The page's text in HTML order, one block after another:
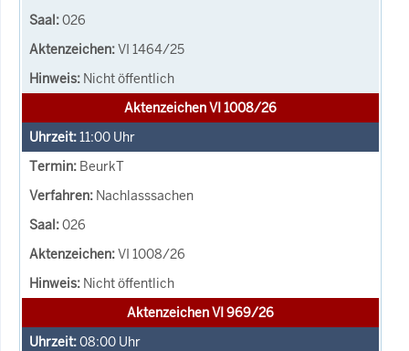
026
VI 1464/25
Nicht öffentlich
Aktenzeichen VI 1008/26
11:00 Uhr
BeurkT
Nachlasssachen
026
VI 1008/26
Nicht öffentlich
Aktenzeichen VI 969/26
08:00 Uhr